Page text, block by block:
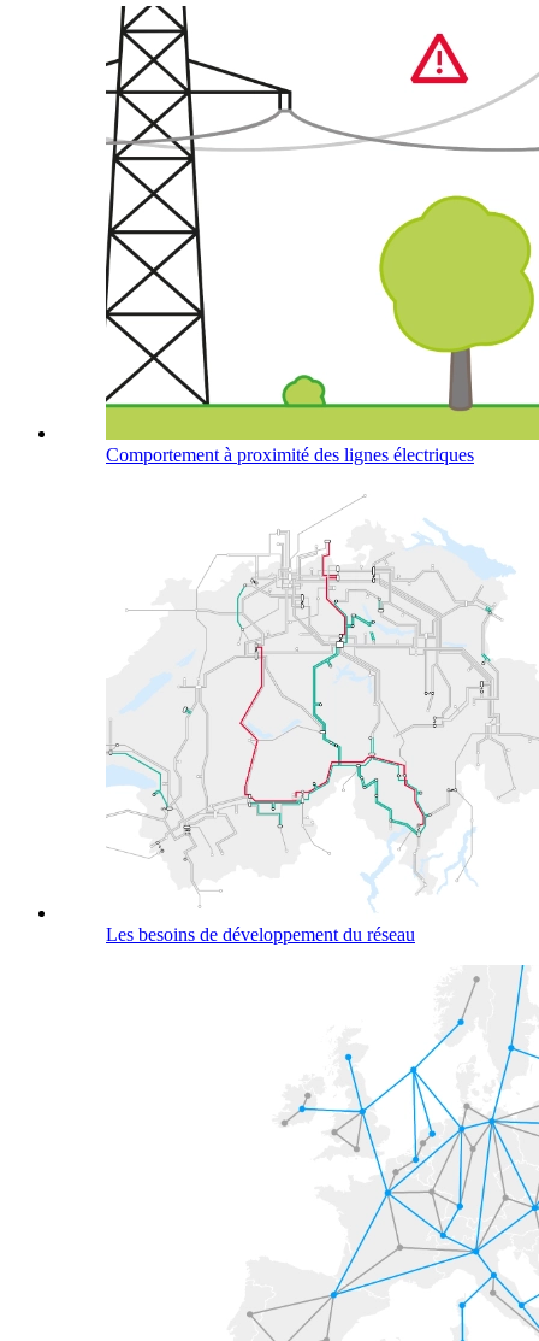
Comportement à proximité des lignes électriques
Les besoins de développement du réseau